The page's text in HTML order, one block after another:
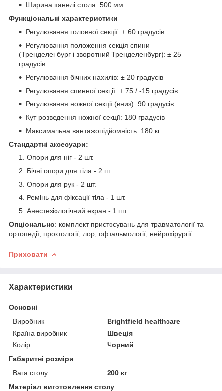
Ширина панелі стола: 500 мм.
Функціональні характеристики
Регулювання головної секції: ± 60 градусів
Регулювання положення секція спини
(Тренделенбург і зворотний Тренделенбург): ± 25
градусів
Регулювання бічних нахилів: ± 20 градусів
Регулювання спинної секції: + 75 / -15 градусів
Регулювання ножної секції (вниз): 90 градусів
Кут розведення ножної секції: 180 градусів
Максимальна вантажопідйомність: 180 кг
Стандартні аксесуари:
Опори для ніг - 2 шт.
Бічні опори для тіла - 2 шт.
Опори для рук - 2 шт.
Ремінь для фіксації тіла - 1 шт.
Анестезіологічний екран - 1 шт.
Опціонально: комплект пристосувань для травматології та
ортопедії, проктології, лор, офтальмології, нейрохірургії.
Приховати
Характеристики
Основні
Виробник
Brightfield healthcare
Країна виробник
Швеція
Колір
Чорний
Габаритні розміри
Вага столу
200 кг
Матеріал виготовлення столу